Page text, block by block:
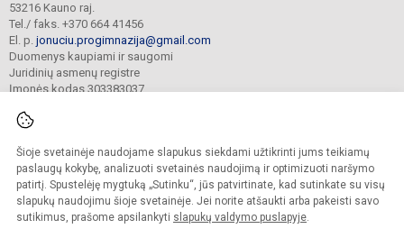
Šioje svetainėje naudojame slapukus siekdami užtikrinti jums teikiamų
paslaugų kokybę, analizuoti svetainės naudojimą ir optimizuoti naršymo
patirtį. Spustelėję mygtuką „Sutinku“, jūs patvirtinate, kad sutinkate su visų
slapukų naudojimu šioje svetainėje. Jei norite atšaukti arba pakeisti savo
sutikimus, prašome apsilankyti slapukų valdymo puslapyje.
53216 Kauno raj.
Tel./ faks. +370 664 41456
El. p. jonuciu.progimnazija@gmail.com
Duomenys kaupiami ir saugomi
Juridinių asmenų registre
Įmonės kodas 303383037
© 2023. Kauno r. Garliavos Jonučių progimnazija. Visos teisės saugomos.
Kopijuoti turinį be raštiško progimnazijos sutikimo griežtai draudžiama.
Prieinamumo paraiška Slapukų valdymas
Sumanus būdas atnaujinti